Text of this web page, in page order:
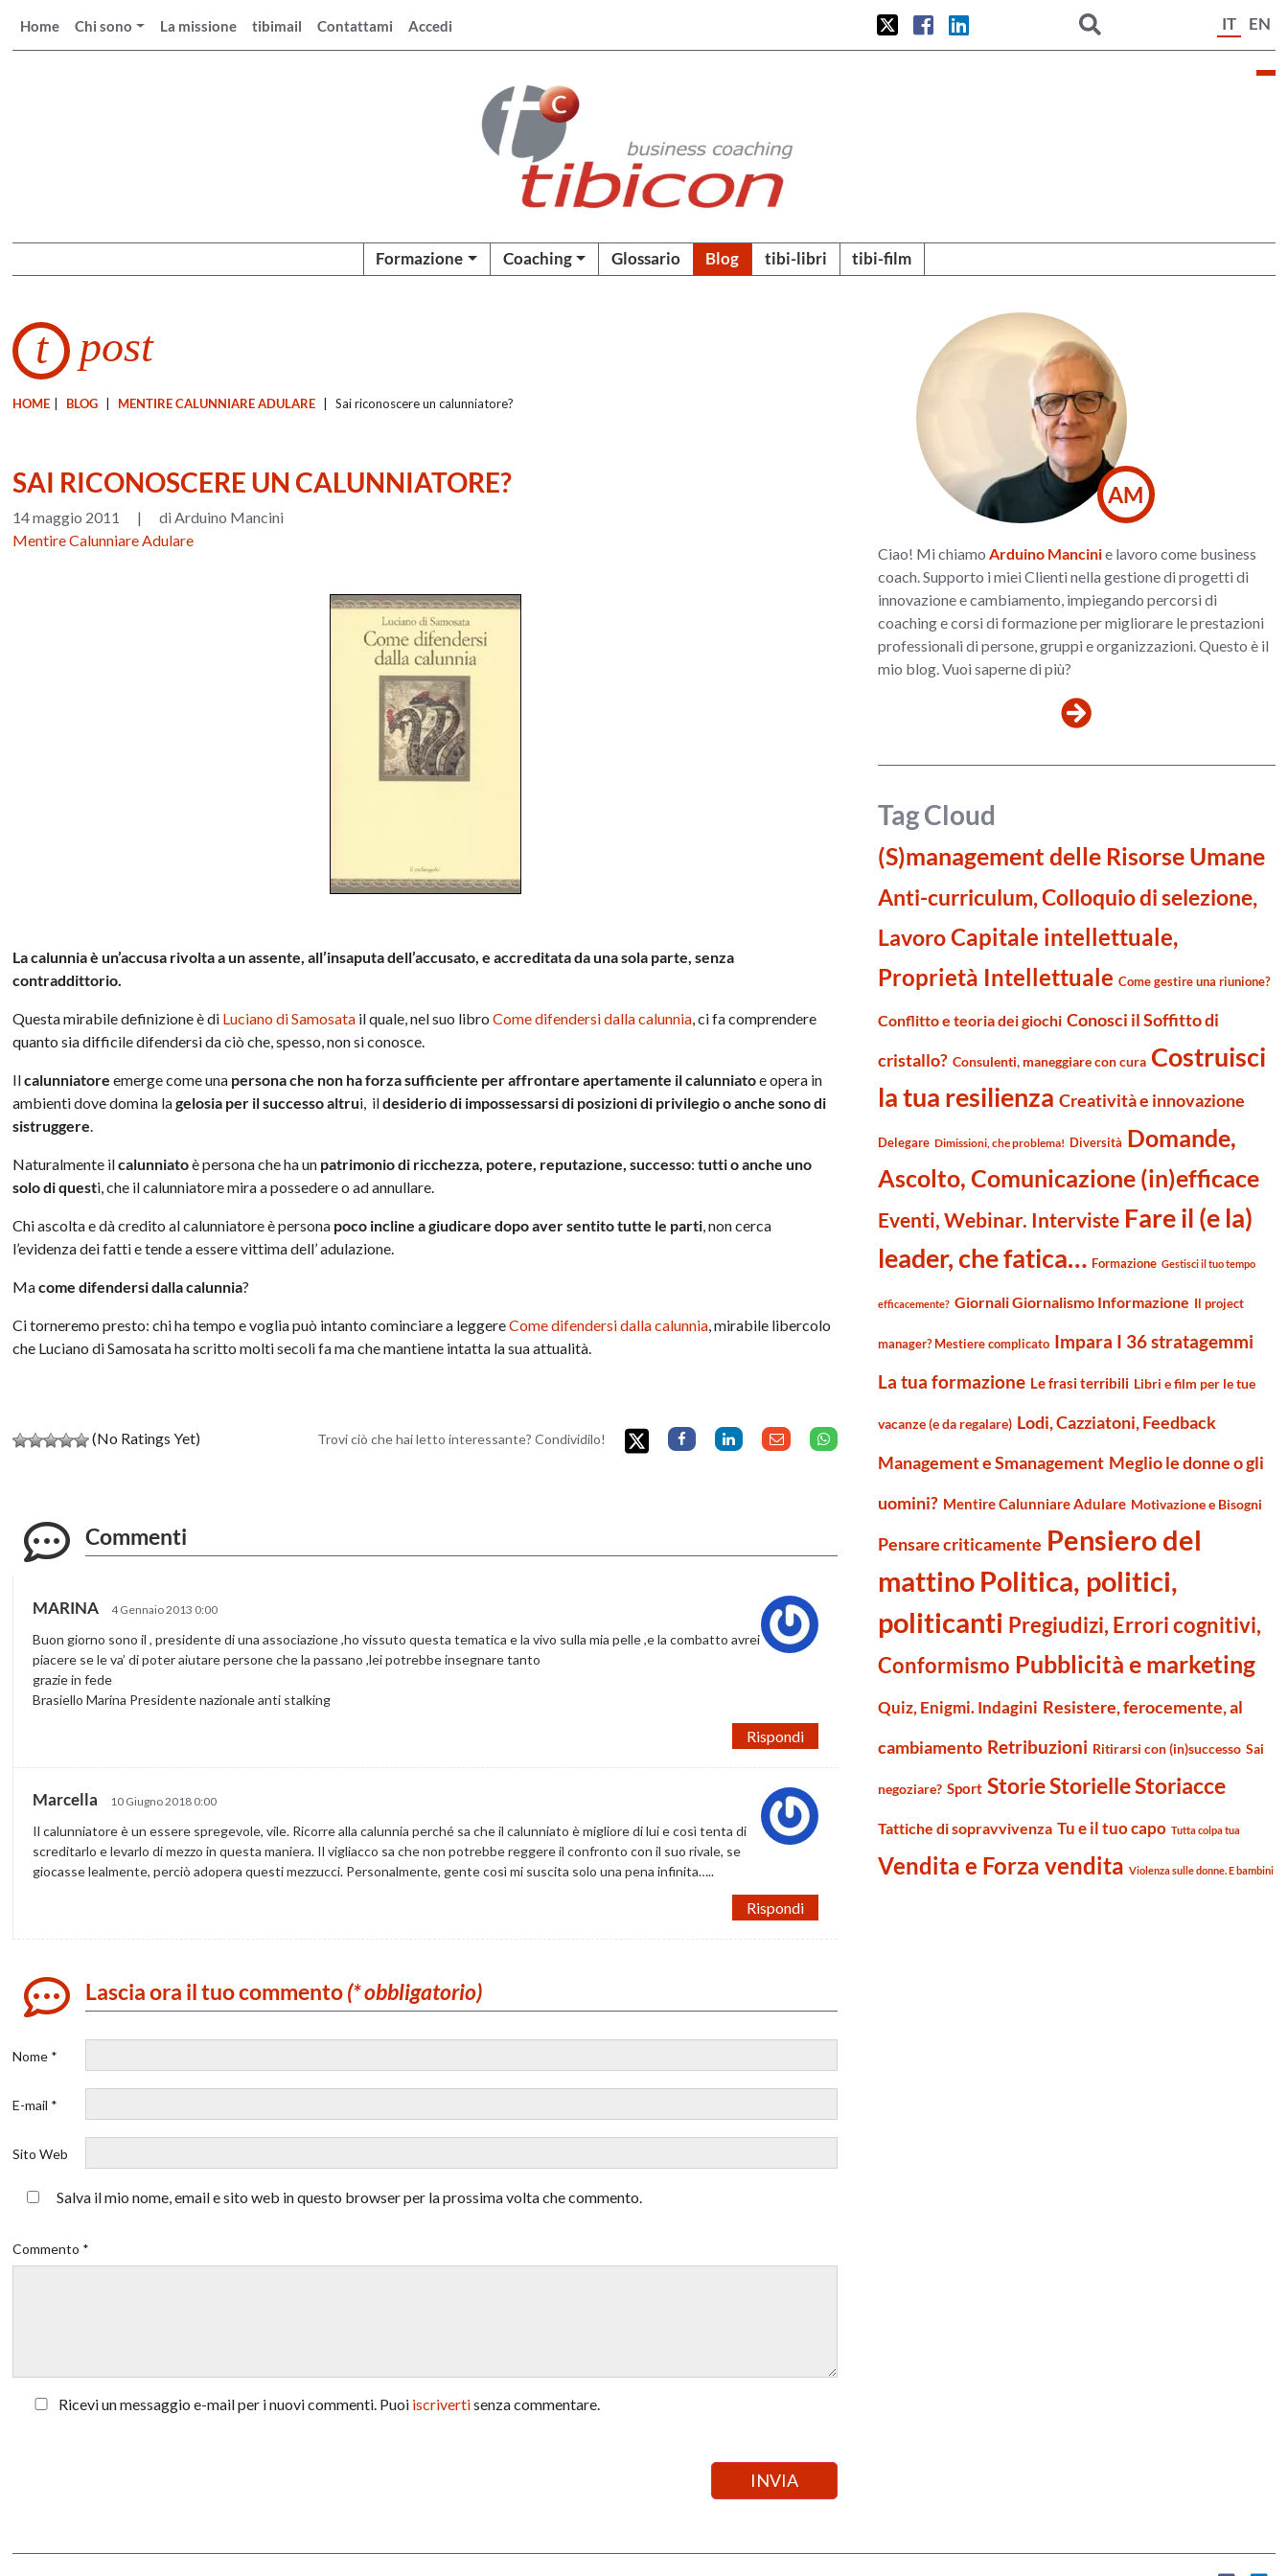
Home Chi sono La missione tibimail Contattami Accedi IT EN
Formazione Coaching Glossario Blog tibi-libri tibi-film
t post
HOME BLOG MENTIRE CALUNNIARE ADULARE Sai riconoscere un calunniatore?
SAI RICONOSCERE UN CALUNNIATORE?
14 maggio 2011 |
di Arduino Mancini
Mentire Calunniare Adulare
La calunnia è un’accusa rivolta a un assente, all’insaputa dell’accusato, e accreditata da una sola parte, senza
contraddittorio.
Questa mirabile definizione è di Luciano di Samosata il quale, nel suo libroCome difendersi dalla calunnia, ci fa comprendere
quanto sia difficile difendersi da ciò che, spesso, non si conosce.
Ilcalunniatoreemerge come una persona che non ha forza sufficiente per affrontare apertamente il calunniatoe opera in
ambienti dove domina lagelosia per il successo altrui, ildesiderio di impossessarsi di posizioni di privilegio o anche sono di
sistruggere.
Naturalmente ilcalunniatoè persona che ha un patrimonio di ricchezza, potere, reputazione, successo: tutti o anche uno
solo di questi, che il calunniatore mira a possedere o ad annullare.
Chi ascolta e dà credito al calunniatore è persona poco incline a giudicare dopo aver sentito tutte le parti, non cerca
l’evidenza dei fatti e tende a essere vittima dell’ adulazione.
Macome difendersi dalla calunnia?
Ci torneremo presto: chi ha tempo e voglia può intanto cominciare a leggereCome difendersi dalla calunnia, mirabile libercolo
che Luciano di Samosata ha scritto molti secoli fa ma che mantiene intatta la sua attualità.
(No Ratings Yet) Trovi ciò che hai letto interessante? Condividilo!
Commenti
MARINA 4 Gennaio 2013 0:00
Buon giorno sono il , presidente di una associazione ,ho vissuto questa tematica e la vivo sulla mia pelle ,e la combatto avrei
piacere se le va’ di poter aiutare persone che la passano ,lei potrebbe insegnare tanto
grazie in fede
Brasiello Marina Presidente nazionale anti stalking
Rispondi
Marcella 10 Giugno 2018 0:00
Il calunniatore è un essere spregevole, vile. Ricorre alla calunnia perché sa che il calunniato è migliore di lui e così tenta di
screditarlo e levarlo di mezzo in questa maniera. Il vigliacco sa che non potrebbe reggere il confronto con il suo rivale, se
giocasse lealmente, perciò adopera questi mezzucci. Personalmente, gente così mi suscita solo una pena infinita…..
Rispondi
Lascia ora il tuo commento(* obbligatorio)
Nome *
E-mail *
Sito Web
Salva il mio nome, email e sito web in questo browser per la prossima volta che commento.
Commento *
Ricevi un messaggio e-mail per i nuovi commenti. Puoi iscrivertisenza commentare.
AM
Ciao! Mi chiamo Arduino Mancinie lavoro come business
coach. Supporto i miei Clienti nella gestione di progetti di
innovazione e cambiamento, impiegando percorsi di
coaching e corsi di formazione per migliorare le prestazioni
professionali di persone, gruppi e organizzazioni. Questo è il
mio blog. Vuoi saperne di più?
Tag Cloud
(S)management delle Risorse Umane
Anti-curriculum, Colloquio di selezione,
LavoroCapitale intellettuale,
Proprietà Intellettuale Come gestire una riunione?
Conflitto e teoria dei giochi Conosci il Soffitto di
cristallo? Consulenti, maneggiare con cura Costruisci
la tua resilienza Creatività e innovazione
Delegare Dimissioni, che problema! Diversità Domande,
Ascolto, Comunicazione (in)efficace
Eventi, Webinar. Interviste Fare il (e la)
leader, che fatica… Formazione Gestisci il tuo tempo
efficacemente? Giornali Giornalismo Informazione Il project
manager? Mestiere complicato Impara I 36 stratagemmi
La tua formazione Le frasi terribili Libri e film per le tue
vacanze (e da regalare) Lodi, Cazziatoni, Feedback
Management e Smanagement Meglio le donne o gli
uomini? Mentire Calunniare Adulare Motivazione e Bisogni
Pensare criticamente Pensiero del
mattino Politica, politici,
politicanti Pregiudizi, Errori cognitivi,
Conformismo Pubblicità e marketing
Quiz, Enigmi. Indagini Resistere, ferocemente, al
cambiamento Retribuzioni Ritirarsi con (in)successo Sai
negoziare? Sport Storie Storielle Storiacce
Tattiche di sopravvivenza Tu e il tuo capo Tutta colpa tua
Vendita e Forza vendita Violenza sulle donne. E bambini